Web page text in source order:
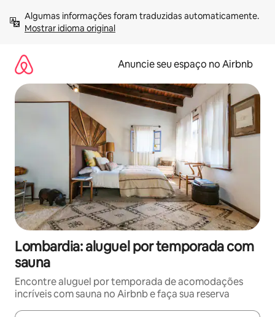
para
Mostrar idioma original
Anuncie seu espaço no Airbnb
Lombardia: aluguel por temporada com
sauna
Encontre aluguel por temporada de acomodações
incríveis com sauna no Airbnb e faça sua reserva